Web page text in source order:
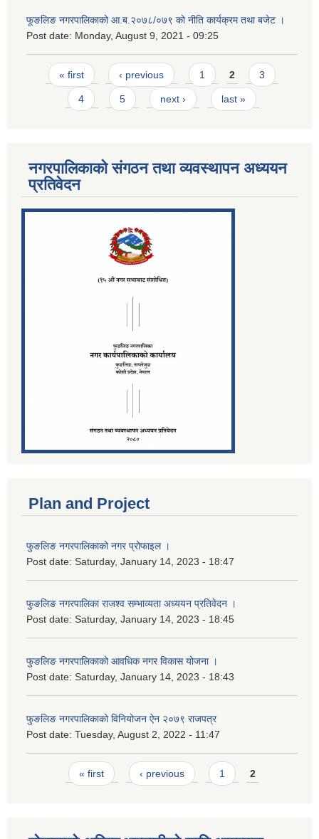
फूङलिङ नगरपालिकाको आ.ब.२०७८/०७९ को नीति कार्यक्रम तथा बजेट ।
Post date: Monday, August 9, 2021 - 09:25
Pages
« first ‹ previous 1 2 3
4 5 next › last »
नगरपालिकाको संगठन तथा व्यवस्थापन अध्ययन
प्रतिवेदन
Plan and Project
फुङलिङ नगरपालिकाको नगर प्रोफाइल ।
Post date: Saturday, January 14, 2023 - 18:47
फुङलिङ नगरपालिका राजश्व सम्भाव्यता अध्ययन प्रतिवेदन ।
Post date: Saturday, January 14, 2023 - 18:45
फुङलिङ नगरपालिकाको आवधिक नगर विकास योजना ।
Post date: Saturday, January 14, 2023 - 18:43
फुङलिङ नगरपालिकाको विनियोजन ऐन २०७९ राजपत्र
Post date: Tuesday, August 2, 2022 - 11:47
Pages« first ‹ previous 1 2